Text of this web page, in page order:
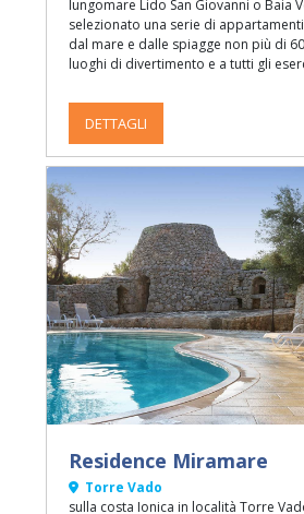
lungomare Lido San Giovanni o Baia
selezionato una serie di
dal mare e dalle spiagge non più di
luoghi di divertimento e a tutti gli
discoteche o alle località più note del
Santa Maria di Leuca, Lecce, etc.).
DETTAGLI
Residence Miramare
Torre Vado
sulla costa Ionica in località Torre